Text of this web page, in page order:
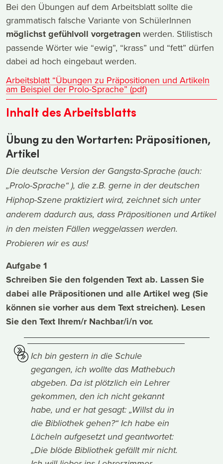
Bei den Übungen auf dem Arbeitsblatt sollte die
grammatisch falsche Variante von SchülerInnen
möglichst gefühlvoll vorgetragen werden. Stilistisch
passende Wörter wie “ewig”, “krass” und “fett” dürfen
dabei ad hoch eingebaut werden.
Arbeitsblatt “Übungen zu Präpositionen und Artikeln
am Beispiel der Prolo-Sprache” (pdf)
Inhalt des Arbeitsblatts
Übung zu den Wortarten: Präpositionen,
Artikel
Die deutsche Version der Gangsta-Sprache (auch:
„Prolo-Sprache“ ), die z.B. gerne in der deutschen
Hiphop-Szene praktiziert wird, zeichnet sich unter
anderem dadurch aus, dass Präpositionen und Artikel
in den meisten Fällen weggelassen werden.
Probieren wir es aus!
Aufgabe 1
Schreiben Sie den folgenden Text ab. Lassen Sie
dabei alle Präpositionen und alle Artikel weg (Sie
können sie vorher aus dem Text streichen). Lesen
Sie den Text Ihrem/r Nachbar/i/n vor.
Ich bin gestern in die Schule
gegangen, ich wollte das Mathebuch
abgeben. Da ist plötzlich ein Lehrer
gekommen, den ich nicht gekannt
habe, und er hat gesagt: „Willst du in
die Bibliothek gehen?“ Ich habe ein
Lächeln aufgesetzt und geantwortet:
„Die blöde Bibliothek gefällt mir nicht.